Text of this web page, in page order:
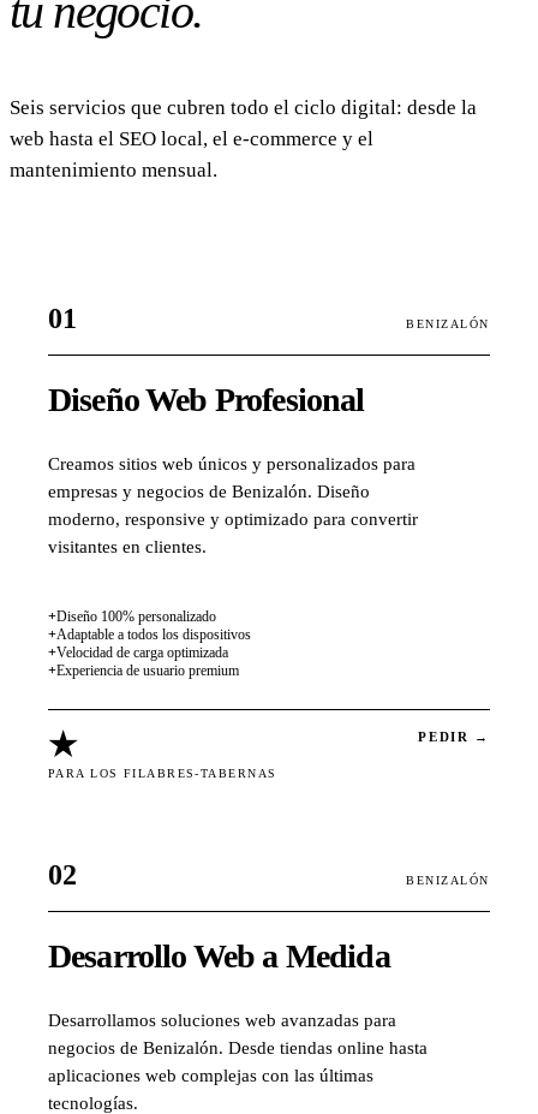
★ PROYECCIÓN WEB MERCATOR · OSM · CARTO
PLATANITO RICO · CARTOGRAFÍA · 2026
tu negocio.
Seis servicios que cubren todo el ciclo digital: desde la
web hasta el SEO local, el e-commerce y el
mantenimiento mensual.
01 BENIZALÓN
Diseño Web Profesional
Creamos sitios web únicos y personalizados para
empresas y negocios de Benizalón. Diseño
moderno, responsive y optimizado para convertir
visitantes en clientes.
+Diseño 100% personalizado
+Adaptable a todos los dispositivos
+Velocidad de carga optimizada
+Experiencia de usuario premium
★
PARA LOS FILABRES-TABERNAS
PEDIR →
02 BENIZALÓN
Desarrollo Web a Medida
Desarrollamos soluciones web avanzadas para
negocios de Benizalón. Desde tiendas online hasta
aplicaciones web complejas con las últimas
tecnologías.